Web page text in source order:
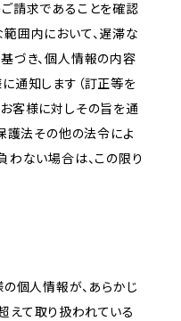
請求であることを確認
囲内において、遅滞な
づき、個人情報の内容
通知します（訂正等を
客様に対しその旨を通
護法その他の法令によ
わない場合は、この限り
の個人情報が、あらかじ
えて取り扱われている